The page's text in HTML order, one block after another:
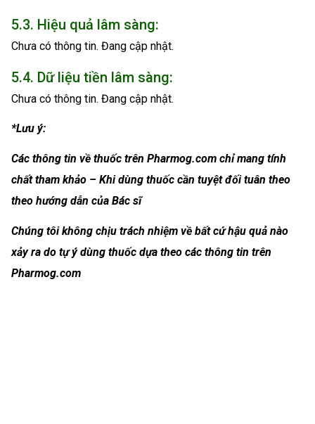
5.3. Hiệu quả lâm sàng:
Chưa có thông tin. Đang cập nhật.
5.4. Dữ liệu tiền lâm sàng:
Chưa có thông tin. Đang cập nhật.
*Lưu ý:
Các thông tin về thuốc trên Pharmog.com chỉ mang tính
chất tham khảo – Khi dùng thuốc cần tuyệt đối tuân theo
theo hướng dẫn của Bác sĩ
Chúng tôi không chịu trách nhiệm về bất cứ hậu quả nào
xảy ra do tự ý dùng thuốc dựa theo các thông tin trên
Pharmog.com